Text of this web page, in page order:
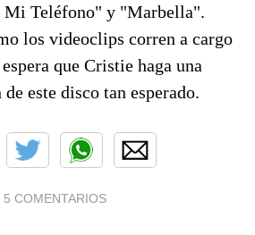
Mi Teléfono" y "Marbella".
los videoclips corren a cargo
que Cristie haga una
este disco tan esperado.
5 COMENTARIOS